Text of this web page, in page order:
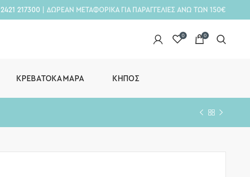
2421 217300 | ΔΩΡΕΑΝ ΜΕΤΑΦΟΡΙΚΑ ΓΙΑ ΠΑΡΑΓΓΕΛΙΕΣ ΑΝΩ ΤΩΝ 150€
0 0
ΚΡΕΒΑΤΟΚΆΜΑΡΑ ΚΉΠΟΣ